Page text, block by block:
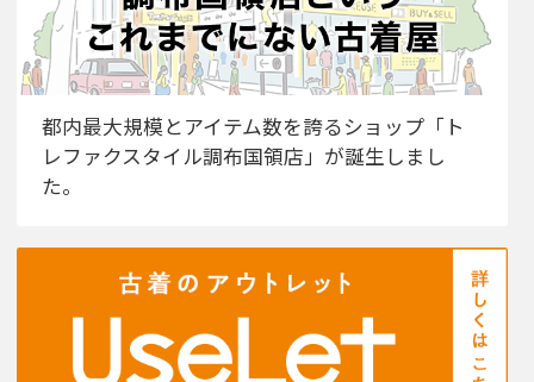
都内最大規模とアイテム数を誇るショップ「ト
レファクスタイル調布国領店」が誕生しまし
た。